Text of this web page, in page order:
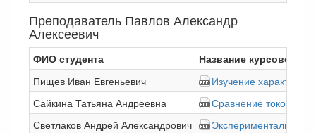
Преподаватель Павлов Александр
Алексеевич
ФИО студента
Название курсовой
Пищев Иван Евгеньевич
Изучение
Сайкина Татьяна Андреевна
Сравнение токов
Светлаков Андрей Александрович
Экспериментальное